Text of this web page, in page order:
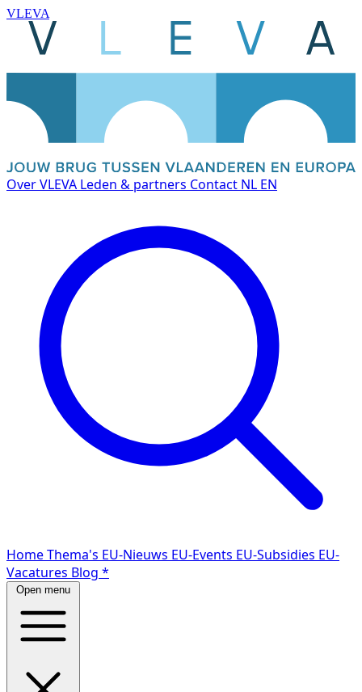
VLEVA
Over VLEVA Leden & partners Contact NL EN
HomeThema's EU-Nieuws EU-Events EU-Subsidies EU-
Vacatures Blog *
Open menu